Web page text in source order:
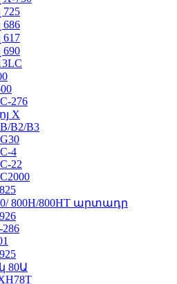
276
X
B2/B3
4
22
800H/800HT արտադր
80Ա